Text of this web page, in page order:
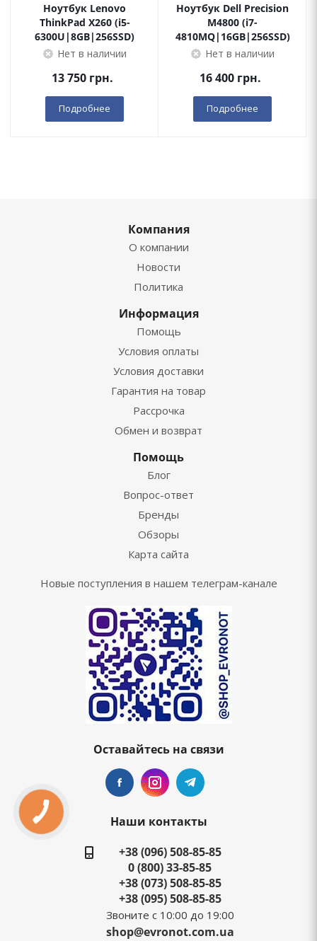
Ноутбук Lenovo
ThinkPad X260 (i5-
6300U|8GB|256SSD)
Нет в наличии
13 750грн.
Подробнее
Ноутбук Dell Precision
M4800 (i7-
4810MQ|16GB|256SSD)
Нет в наличии
16 400грн.
Подробнее
Компания
О компании
Новости
Политика
Информация
Помощь
Условия оплаты
Условия доставки
Гарантия на товар
Рассрочка
Обмен и возврат
Помощь
Блог
Вопрос-ответ
Бренды
Обзоры
Карта сайта
Новые поступления в нашем телеграм-канале
Оставайтесь на связи
Наши контакты
+38 (096) 508-85-85
0 (800) 33-85-85
+38 (073) 508-85-85
+38 (095) 508-85-85
Звоните с 10:00 до 19:00
shop@evronot.com.ua